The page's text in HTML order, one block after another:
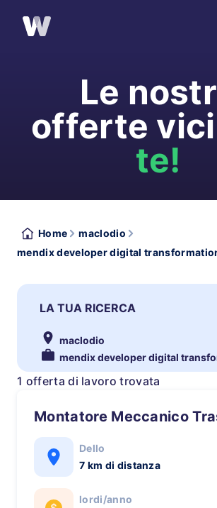
Le
offerte
te!
Home
maclodio
mendix developer digital
LA TUA RICERCA
maclodio
mendix developer digital
1 offerta di lavoro trovata
Montatore Meccanico
Dello
7 km di distanza
lordi/anno